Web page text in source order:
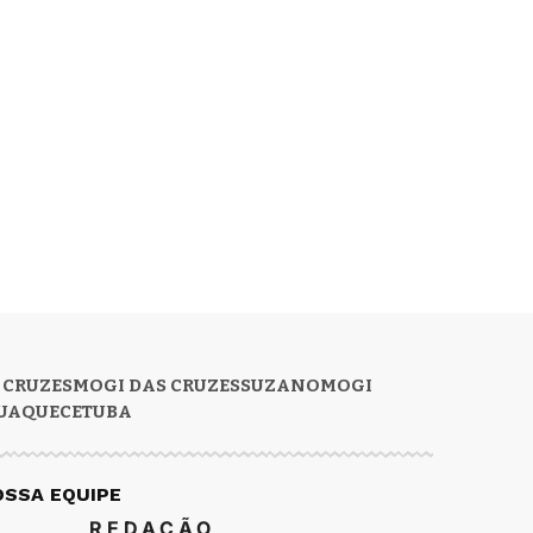
MOGI DAS CRUZESSUZANOMOGI
EQUIPE